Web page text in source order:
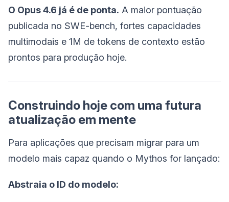
O Opus 4.6 já é de ponta. A maior pontuação
publicada no SWE-bench, fortes capacidades
multimodais e 1M de tokens de contexto estão
prontos para produção hoje.
Construindo hoje com uma futura
atualização em mente
Para aplicações que precisam migrar para um
modelo mais capaz quando o Mythos for lançado:
Abstraia o ID do modelo: